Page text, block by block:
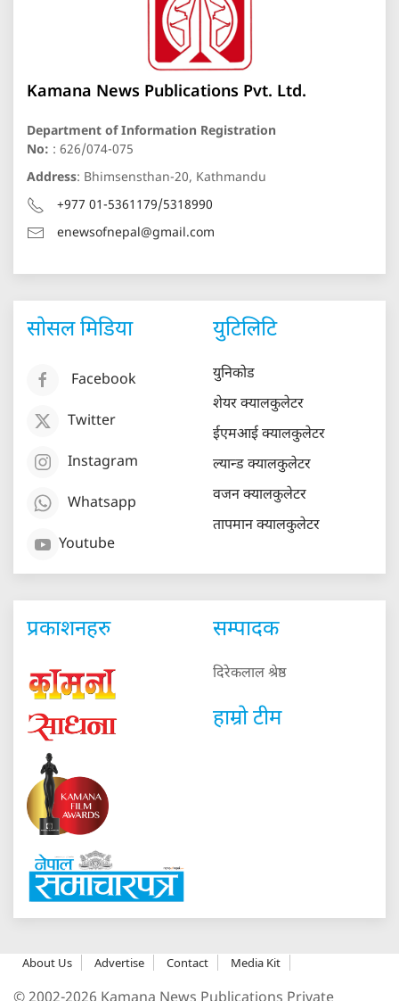
Kamana News Publications Pvt. Ltd.
Department of Information Registration
No: : 626/074-075
Address: Bhimsensthan-20, Kathmandu
+977 01-5361179/5318990
enewsofnepal@gmail.com
सोसल मिडिया
Facebook
Twitter
Instagram
Whatsapp
Youtube
युटिलिटि
युनिकोड
शेयर क्यालकुलेटर
ईएमआई क्यालकुलेटर
ल्यान्ड क्यालकुलेटर
वजन क्यालकुलेटर
तापमान क्यालकुलेटर
प्रकाशनहरु सम्पादक
दिरेकलाल श्रेष्ठ
हाम्रो टीम
About Us Advertise Contact Media Kit